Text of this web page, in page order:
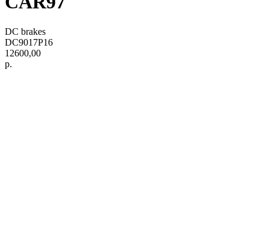
DC brakes
DC9017P16
12600,00
р.